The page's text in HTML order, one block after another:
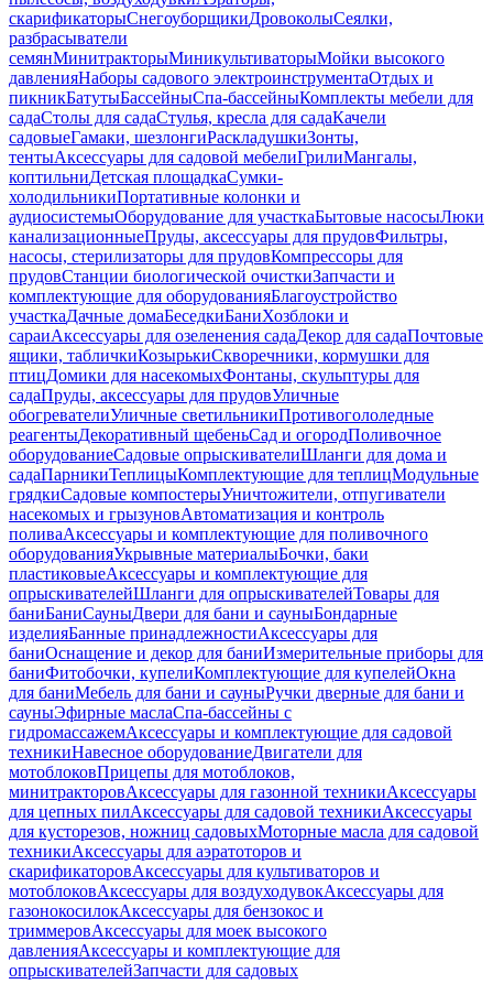
скарификаторыСнегоуборщикиДровоколыСеялки,
разбрасыватели
семянМинитракторыМиникультиваторыМойки высокого
давленияНаборы садового электроинструментаОтдых и
пикникБатутыБассейныСпа-бассейныКомплекты мебели для
садаСтолы для садаСтулья, кресла для садаКачели
садовыеГамаки, шезлонгиРаскладушкиЗонты,
тентыАксессуары для садовой мебелиГрилиМангалы,
коптильниДетская площадкаСумки-
холодильникиПортативные колонки и
аудиосистемыОборудование для участкаБытовые насосыЛюки
канализационныеПруды, аксессуары для прудовФильтры,
насосы, стерилизаторы для прудовКомпрессоры для
прудовСтанции биологической очисткиЗапчасти и
комплектующие для оборудованияБлагоустройство
участкаДачные домаБеседкиБаниХозблоки и
сараиАксессуары для озеленения садаДекор для садаПочтовые
ящики, табличкиКозырькиСкворечники, кормушки для
птицДомики для насекомыхФонтаны, скульптуры для
садаПруды, аксессуары для прудовУличные
обогревателиУличные светильникиПротивогололедные
реагентыДекоративный щебеньСад и огородПоливочное
оборудованиеСадовые опрыскивателиШланги для дома и
садаПарникиТеплицыКомплектующие для теплицМодульные
грядкиСадовые компостерыУничтожители, отпугиватели
насекомых и грызуновАвтоматизация и контроль
поливаАксессуары и комплектующие для поливочного
оборудованияУкрывные материалыБочки, баки
пластиковыеАксессуары и комплектующие для
опрыскивателейШланги для опрыскивателейТовары для
баниБаниСауныДвери для бани и сауныБондарные
изделияБанные принадлежностиАксессуары для
баниОснащение и декор для баниИзмерительные приборы для
баниФитобочки, купелиКомплектующие для купелейОкна
для баниМебель для бани и сауныРучки дверные для бани и
сауныЭфирные маслаСпа-бассейны с
гидромассажемАксессуары и комплектующие для садовой
техникиНавесное оборудованиеДвигатели для
мотоблоковПрицепы для мотоблоков,
минитракторовАксессуары для газонной техникиАксессуары
для цепных пилАксессуары для садовой техникиАксессуары
для кусторезов, ножниц садовыхМоторные масла для садовой
техникиАксессуары для аэратоторов и
скарификаторовАксессуары для культиваторов и
мотоблоковАксессуары для воздуходувокАксессуары для
газонокосилокАксессуары для бензокос и
триммеровАксессуары для моек высокого
давленияАксессуары и комплектующие для
опрыскивателейЗапчасти для садовых